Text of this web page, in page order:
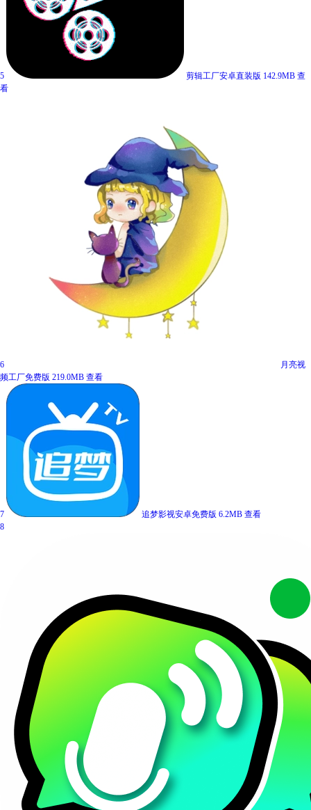
5 剪辑工厂安卓直装版 142.9MB 查
看
6
月亮视
频工厂免费版 219.0MB 查看
7 追梦影视安卓免费版 6.2MB 查看
8